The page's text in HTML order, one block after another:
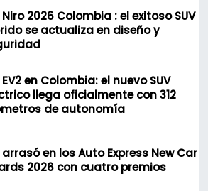
Niro 2026 Colombia : el exitoso SUV
se actualiza en diseño y
EV2 en Colombia: el nuevo SUV
llega oficialmente con 312
de autonomía
arrasó en los Auto Express New Car
2026 con cuatro premios